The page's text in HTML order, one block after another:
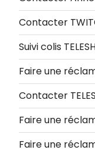
Contacter
Suivi colis
Faire une
Contacter
Faire une
Faire une